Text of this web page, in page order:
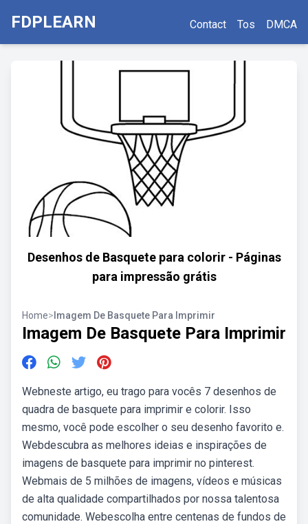
FDPLEARN Contact Tos DMCA
Desenhos de Basquete para colorir - Páginas
para impressão grátis
Home> Imagem De Basquete Para Imprimir
Imagem De Basquete Para Imprimir
Webneste artigo, eu trago para vocês 7 desenhos de
quadra de basquete para imprimir e colorir. Isso
mesmo, você pode escolher o seu desenho favorito e.
Webdescubra as melhores ideias e inspirações de
imagens de basquete para imprimir no pinterest.
Webmais de 5 milhões de imagens, vídeos e músicas
de alta qualidade compartilhados por nossa talentosa
comunidade. Webescolha entre centenas de fundos de